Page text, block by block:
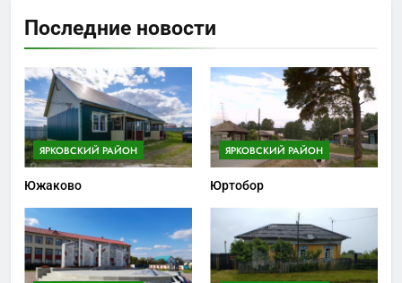
Последние новости
ЯРКОВСКИЙ РАЙОН
Южаково
ЯРКОВСКИЙ РАЙОН
Юртобор